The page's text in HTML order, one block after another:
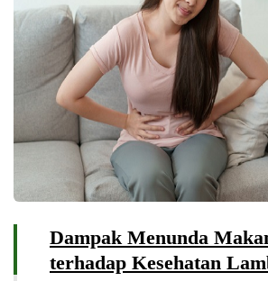
Dampak Menunda
terhadap Kesehatan